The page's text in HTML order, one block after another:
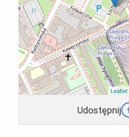
Leaflet
Udostępnij